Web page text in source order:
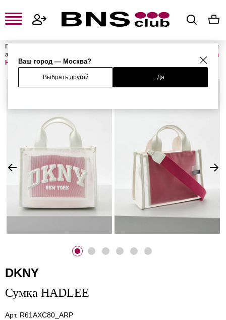
Ваш город — Москва?
Выбрать другой Да
Главная
Женские сумки и
аксессуары
Сумка
HADLEE
DKNY
Сумка HADLEE
Арт. R61AXC80_ARP